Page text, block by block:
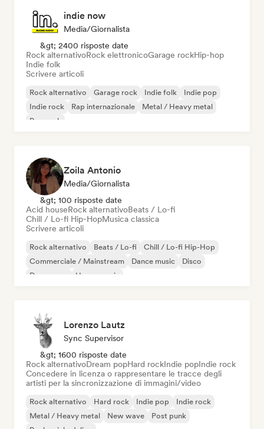
indie now
Media/Giornalista
&gt; 2400 risposte date
Rock alternativoRock elettronicoGarage rockHip-hop
Indie folk
Scrivere articoli
Rock alternativo Garage rock Indie folk
Indie pop
Indie rock
Rap internazionale
Metal / Heavy metal
Pop rock
Zoila Antonio
Media/Giornalista
&gt; 100 risposte date
Acid houseRock alternativoBeats / Lo-fi
Chill / Lo-fi Hip-HopMusica classica
Scrivere articoli
Rock alternativo Beats / Lo-fi
Chill / Lo-fi Hip-Hop
Commerciale / Mainstream
Dance music
Disco
Dream pop
House music
Lorenzo Lautz
Sync Supervisor
&gt; 1600 risposte date
Rock alternativoDream popHard rockIndie popIndie rock
Concedere in licenza o rappresentare le tracce degli
artisti per la sincronizzazione di immagini/video
Rock alternativo Hard rock Indie pop
Indie rock
Metal / Heavy metal
New wave
Post punk